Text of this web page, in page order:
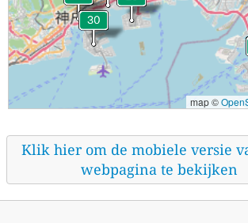
map ©
Klik hier om de mobiele versie
webpagina te bekijken